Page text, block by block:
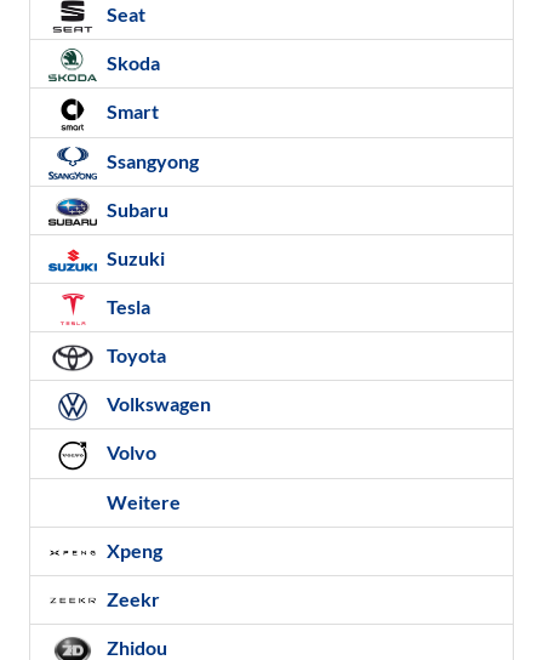
Seat
Skoda
Smart
Ssangyong
Subaru
Suzuki
Tesla
Toyota
Volkswagen
Volvo
Weitere
Xpeng
Zeekr
Zhidou